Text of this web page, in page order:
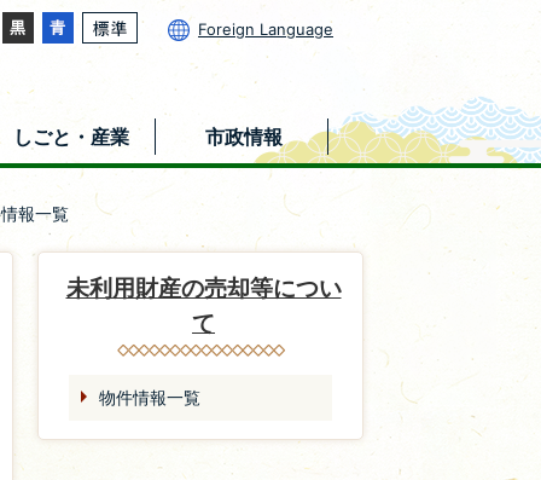
Foreign Language
しごと・産業 市政情報
報一覧
未利用財産の売却等につい
て
物件情報一覧